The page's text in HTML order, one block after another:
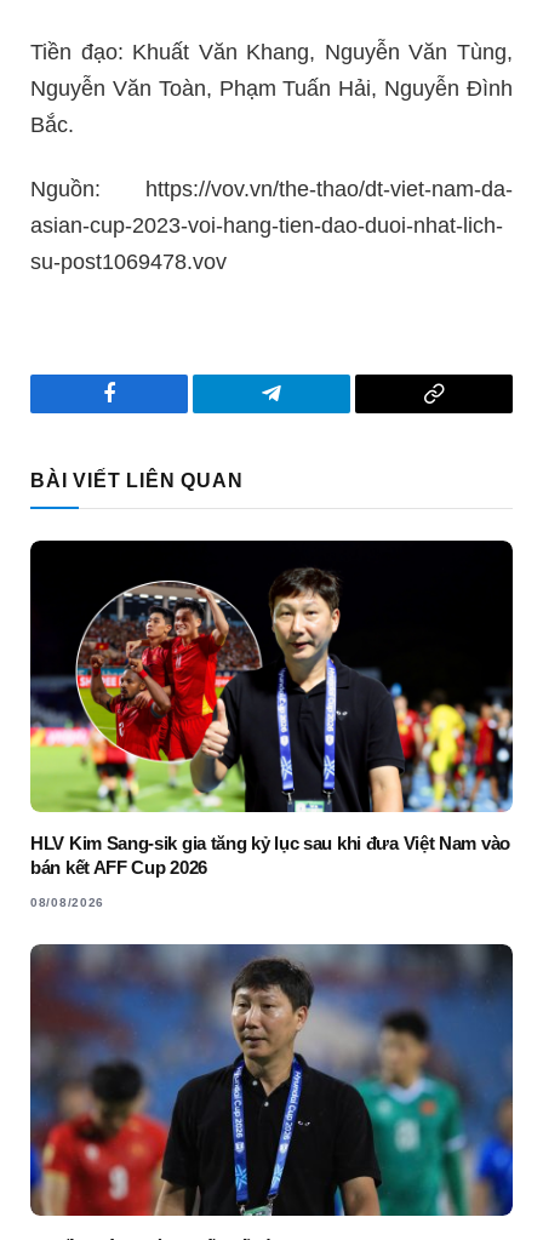
Tiền đạo: Khuất Văn Khang, Nguyễn Văn Tùng,
Nguyễn Văn Toàn, Phạm Tuấn Hải, Nguyễn Đình
Bắc.
Nguồn: https://vov.vn/the-thao/dt-viet-nam-da-
asian-cup-2023-voi-hang-tien-dao-duoi-nhat-lich-
su-post1069478.vov
Facebook Telegram
Copy
BÀI VIẾT LIÊN QUAN
HLV Kim Sang-sik gia tăng kỷ lục sau khi đưa Việt Nam vào
bán kết AFF Cup 2026
08/08/2026